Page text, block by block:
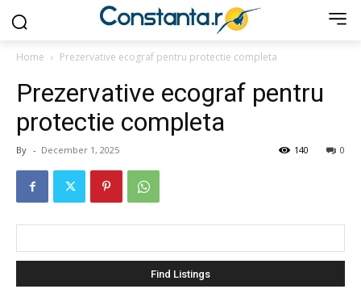
Home Prezervative ecograf pentru protectie completa
Prezervative ecograf pentru
protectie completa
By - December 1, 2025 0
140
for: